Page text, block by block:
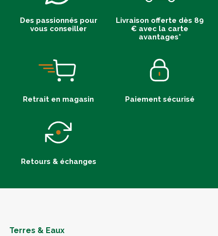
Des passionnés pour
vous conseiller
Livraison offerte dès 89
€ avec la carte
avantages*
Retrait en magasin Paiement sécurisé
Retours & échanges
Terres & Eaux